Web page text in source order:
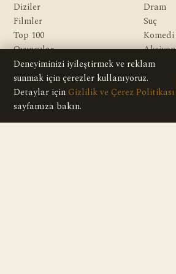
Diziler
Filmler
Top 100
Oyuncular
Yazarlar
Dram
Suç
Komedi
Aksiyon
Gerilim
Gizem
Macera
Deneyiminizi iyileştirmek ve reklam
sunmak için çerezler kullanıyoruz.
Detaylar için Gizlilik ve Çerez Politikası
sayfamıza bakın.